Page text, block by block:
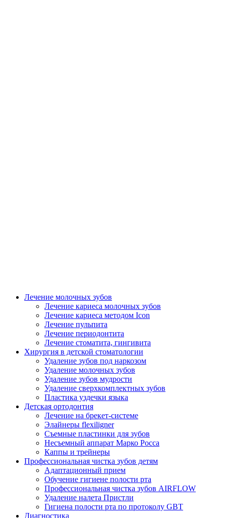
Лечение молочных зубов
Лечение кариеса молочных зубов
Лечение кариеса методом Icon
Лечение пульпита
Лечение периодонтита
Лечение стоматита, гингивита
Хирургия в детской стоматологии
Удаление зубов под наркозом
Удаление молочных зубов
Удаление зубов мудрости
Удаление сверхкомплектных зубов
Пластика уздечки языка
Детская ортодонтия
Лечение на брекет-системе
Элайнеры flexiligner
Съемные пластинки для зубов
Несъемный аппарат Марко Росса
Каппы и трейнеры
Профессиональная чистка зубов детям
Адаптационный прием
Обучение гигиене полости рта
Профессиональная чистка зубов AIRFLOW
Удаление налета Пристли
Гигиена полости рта по протоколу GBT
Диагностика